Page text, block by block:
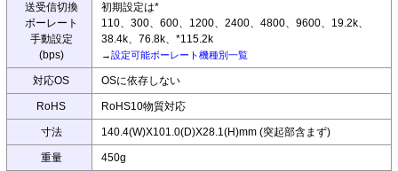
送受信切換
ボーレート
手動設定
(bps)
初期設定は*
110、300、600、1200、2400、4800、9600、19.2k、
38.4k、76.8k、*115.2k
→設定可能ボーレート機種別一覧
対応OS OSに依存しない
RoHS RoHS10物質対応
寸法 140.4(W)X101.0(D)X28.1(H)mm (突起部含まず)
重量 450g